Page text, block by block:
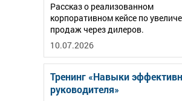
Рассказ о реализованном
корпоративном кейсе по
продаж через дилеров.
10.07.2026
Тренинг «Навыки
руководителя»